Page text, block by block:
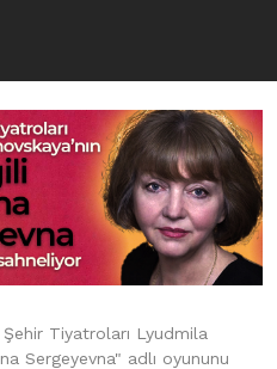
Tiyatroları Lyudmila
Sergeyevna" adlı oyununu